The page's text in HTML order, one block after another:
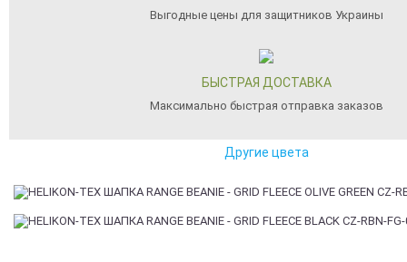
Выгодные цены для защитников Украины
БЫСТРАЯ ДОСТАВКА
Максимально быстрая отправка заказов
Другие цвета